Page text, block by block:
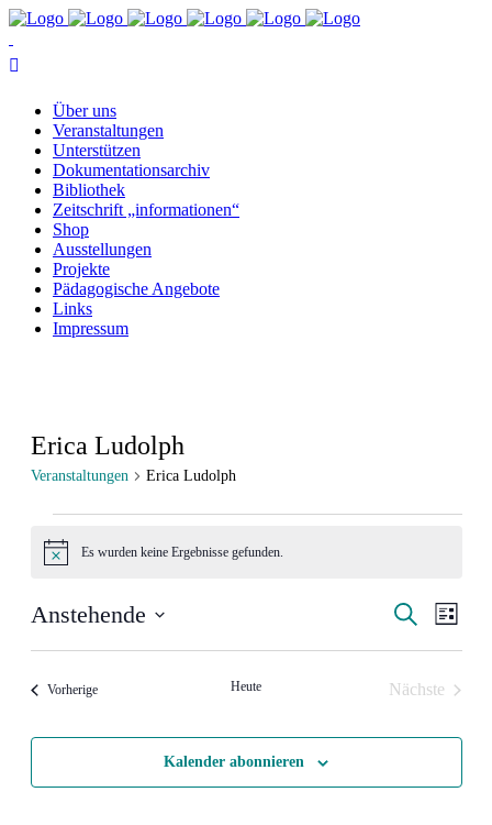
Über uns
Ver­an­stal­tun­gen
Un­ter­stüt­zen
Do­ku­men­ta­ti­ons­ar­chiv
Bi­blio­thek
Zeit­schrift „in­for­ma­tio­nen“
Shop
Aus­stel­lun­gen
Pro­jek­te
Päd­ago­gi­sche Angebote
Links
Im­pres­sum
Erica Ludolph
Veranstaltungen Erica Ludolph
HinweisEs wurden keine Ergebnisse gefunden.
Suche
Liste
Anstehende
VorherigeVeranstaltungen Heute
Nächste
Kalender abonnieren